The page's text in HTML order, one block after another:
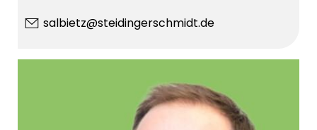
salbietz@steidingerschmidt.de